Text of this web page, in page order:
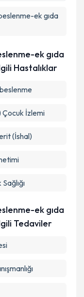
ek gıda
ek gıda
Hastalıklar
Çocuk İzlemi
(İshal)
ek gıda
Tedaviler